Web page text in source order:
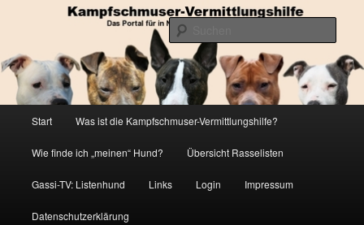
springen
springenKampfschmuser-Vermittlungshilfe
Die Datenbank für in Not geratene Listenhunde
Start Was ist die Kampfschmuser-Vermittlungshilfe?
Wie finde ich „meinen“ Hund? Übersicht Rasselisten
Gassi-TV: Listenhund Links Login Impressum
Datenschutzerklärung